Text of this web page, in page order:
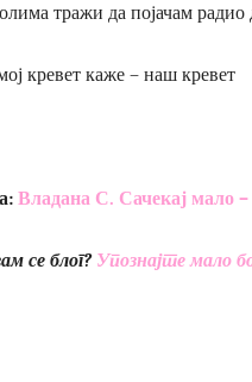
тражи да појачам
кревет каже – наш кревет
Владана С. Сачекај мало
се блог? Упознајте мало